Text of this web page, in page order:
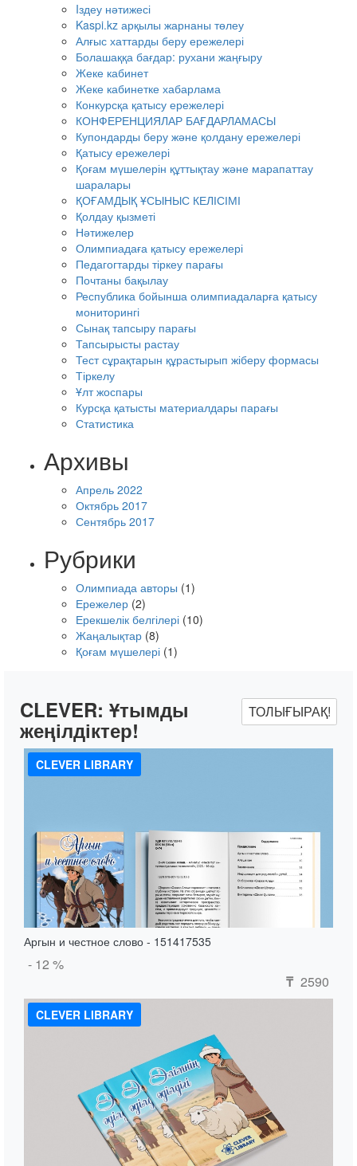
Iздеу нәтижесі
Kaspi.kz арқылы жарнаны төлеу
Алғыс хаттарды беру ережелері
Болашаққа бағдар: рухани жаңғыру
Жеке кабинет
Жеке кабинетке хабарлама
Конкурсқа қатысу ережелері
КОНФЕРЕНЦИЯЛАР БАҒДАРЛАМАСЫ
Купондарды беру және қолдану ережелері
Қатысу ережелері
Қоғам мүшелерін құттықтау және марапаттау
шаралары
ҚОҒАМДЫҚ ҰСЫНЫС КЕЛІСІМІ
Қолдау қызметі
Нәтижелер
Олимпиадаға қатысу ережелері
Педагогтарды тіркеу парағы
Почтаны бақылау
Республика бойынша олимпиадаларға қатысу
мониторингі
Сынақ тапсыру парағы
Тапсырысты растау
Тест сұрақтарын құрастырып жіберу формасы
Тіркелу
Ұлт жоспары
Курсқа қатысты материалдары парағы
Статистика
Архивы
Апрель 2022
Октябрь 2017
Сентябрь 2017
Рубрики
Олимпиада авторы (1)
Ережелер (2)
Ерекшелік белгілері (10)
Жаңалықтар (8)
Қоғам мүшелері (1)
CLEVER: Ұтымды
жеңілдіктер!
ТОЛЫҒЫРАҚ!
CLEVER LIBRARY
Аргын и честное слово - 151417535
- 12 %
₸ 2590
CLEVER LIBRARY